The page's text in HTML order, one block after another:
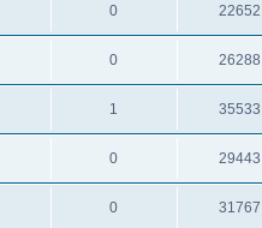
0 22652
0 26288
1 35533
0 29443
0 31767